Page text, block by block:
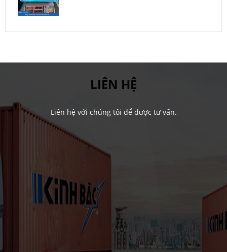
LIÊN HỆ
Liên hệ với chúng tôi để được tư vấn.